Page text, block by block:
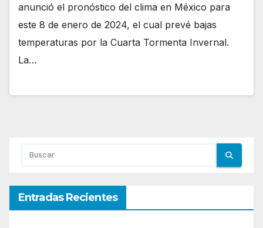
anunció el pronóstico del clima en México para
este 8 de enero de 2024, el cual prevé bajas
temperaturas por la Cuarta Tormenta Invernal.
La…
Entradas Recientes